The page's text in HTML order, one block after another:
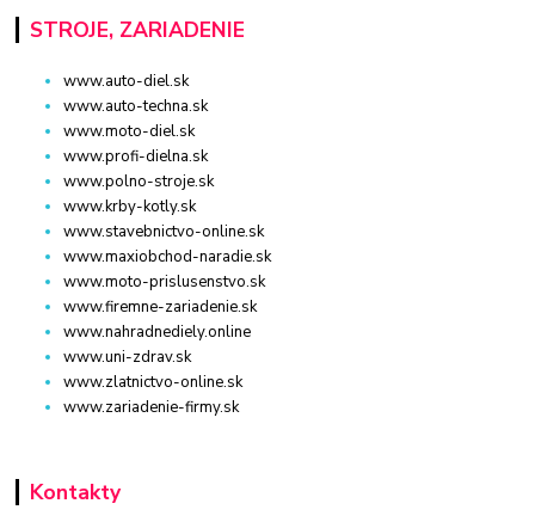
STROJE, ZARIADENIE
www.auto-diel.sk
www.auto-techna.sk
www.moto-diel.sk
www.profi-dielna.sk
www.polno-stroje.sk
www.krby-kotly.sk
www.stavebnictvo-online.sk
www.maxiobchod-naradie.sk
www.moto-prislusenstvo.sk
www.firemne-zariadenie.sk
www.nahradnediely.online
www.uni-zdrav.sk
www.zlatnictvo-online.sk
www.zariadenie-firmy.sk
Kontakty